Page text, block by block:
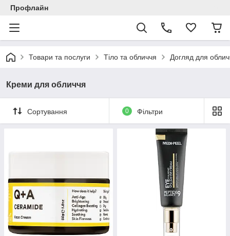
Профлайн
Товари та послуги Тіло та обличчя Догляд для
Креми для обличчя
Сортування 0 Фільтри